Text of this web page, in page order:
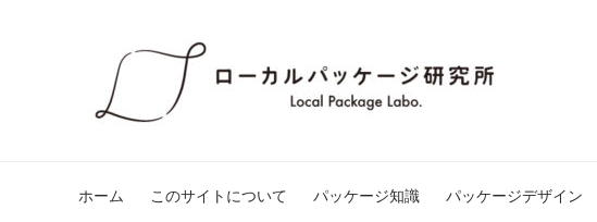
ホーム このサイトについて パッケージ知識 パッケージデザイン